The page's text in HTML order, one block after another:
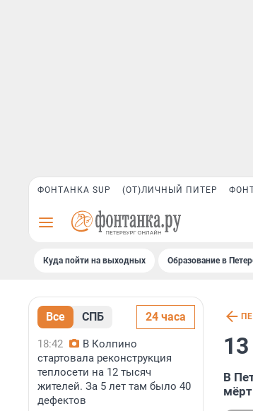
ФОНТАНКА SUP (ОТ)ЛИЧНЫЙ ПИТЕР
Куда пойти на выходных Образование в
Все СПБ 24 часа
18:42
В Колпино
стартовала реконструкция
теплосети на 12 тысяч
жителей. За 5 лет там было 40
дефектов
В